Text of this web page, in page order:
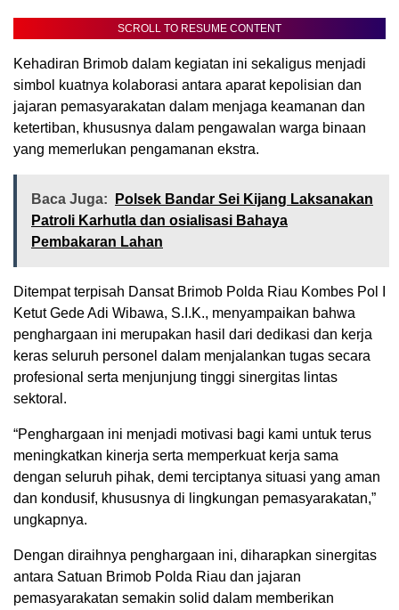
SCROLL TO RESUME CONTENT
Kehadiran Brimob dalam kegiatan ini sekaligus menjadi
simbol kuatnya kolaborasi antara aparat kepolisian dan
jajaran pemasyarakatan dalam menjaga keamanan dan
ketertiban, khususnya dalam pengawalan warga binaan
yang memerlukan pengamanan ekstra.
Baca Juga:
Polsek Bandar Sei Kijang Laksanakan
Patroli Karhutla dan osialisasi Bahaya
Pembakaran Lahan
Ditempat terpisah Dansat Brimob Polda Riau Kombes Pol I
Ketut Gede Adi Wibawa, S.I.K., menyampaikan bahwa
penghargaan ini merupakan hasil dari dedikasi dan kerja
keras seluruh personel dalam menjalankan tugas secara
profesional serta menjunjung tinggi sinergitas lintas
sektoral.
“Penghargaan ini menjadi motivasi bagi kami untuk terus
meningkatkan kinerja serta memperkuat kerja sama
dengan seluruh pihak, demi terciptanya situasi yang aman
dan kondusif, khususnya di lingkungan pemasyarakatan,”
ungkapnya.
Dengan diraihnya penghargaan ini, diharapkan sinergitas
antara Satuan Brimob Polda Riau dan jajaran
pemasyarakatan semakin solid dalam memberikan